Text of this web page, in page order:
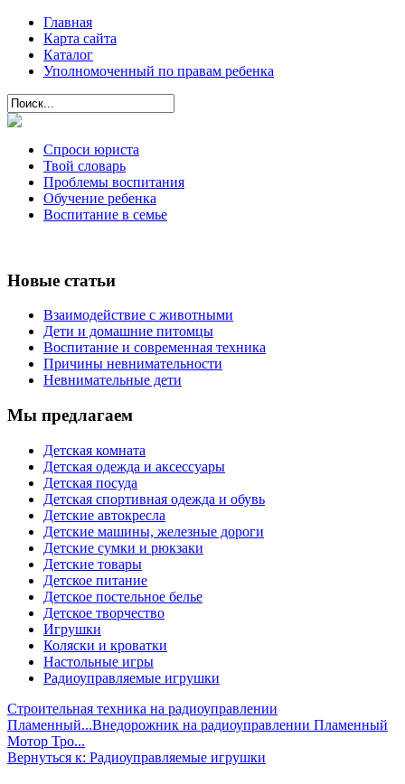
Главная
Карта сайта
Каталог
Уполномоченный по правам ребенка
Спроси юриста
Твой словарь
Проблемы воспитания
Обучение ребенка
Воспитание в семье
Новые статьи
Взаимодействие с животными
Дети и домашние питомцы
Воспитание и современная техника
Причины невнимательности
Невнимательные дети
Мы предлагаем
Детская комната
Детская одежда и аксессуары
Детская посуда
Детская спортивная одежда и обувь
Детские автокресла
Детские машины, железные дороги
Детские сумки и рюкзаки
Детские товары
Детское питание
Детское постельное белье
Детское творчество
Игрушки
Коляски и кроватки
Настольные игры
Радиоуправляемые игрушки
Строительная техника на радиоуправлении
Пламенный...Внедорожник на радиоуправлении Пламенный
Мотор Тро...
Вернуться к: Радиоуправляемые игрушки